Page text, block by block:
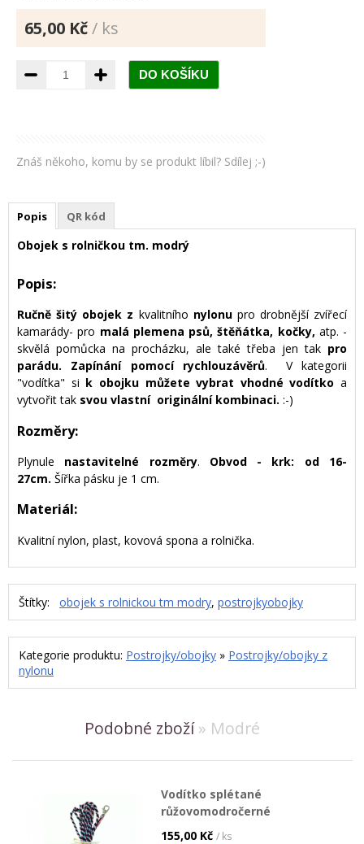
65,00 Kč/ ks
Znáš někoho, komu by se produkt líbil? Sdílej ;-)
Popis QR kód
Obojek s rolničkou tm. modrý
Popis:
Ručně šitý obojek z kvalitního nylonupro drobnější zvířecí
kamarády- pro malá plemena psů, štěňátka, kočky, atp. -
skvělá pomůcka na procházku, ale také třeba jen tak pro
parádu.
Zapínání pomocí rychlouzávěrů. V kategorii
"vodítka" si k obojku můžete vybrat vhodné vodítko a
vytvořit tak svou vlastní originální kombinaci. :-)
Rozměry:
Plynule nastavitelné rozměry. Obvod - krk: od 16-
27cm. Šířka pásku je 1 cm.
Materiál:
Kvalitní nylon, plast, kovová spona a rolnička.
Štítky: obojek s rolnickou tm modry, postrojkyobojky
Kategorie produktu: Postrojky/obojky » Postrojky/obojky z
nylonu
Podobné zboží» Modré
Vodítko splétané
růžovomodročerné
155,00 Kč / ks